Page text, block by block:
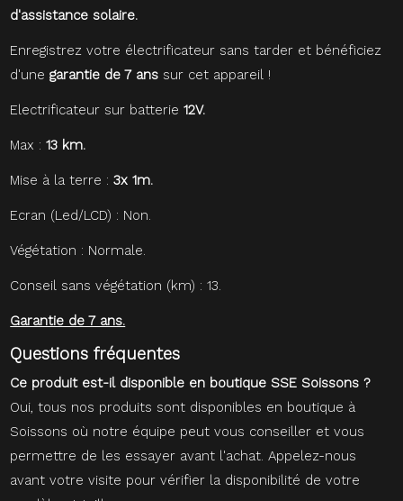
d'assistance solaire.
Enregistrez votre électrificateur sans tarder et bénéficiez
d'une garantie de 7 ans sur cet appareil !
Electrificateur sur batterie12V.
Max :13 km.
Mise à la terre : 3x 1m.
Ecran (Led/LCD) : Non.
Végétation : Normale.
Conseil sans végétation (km) : 13.
Garantie de 7 ans.
Questions fréquentes
Ce produit est-il disponible en boutique SSE Soissons ?
Oui, tous nos produits sont disponibles en boutique à
Soissons où notre équipe peut vous conseiller et vous
permettre de les essayer avant l'achat. Appelez-nous
avant votre visite pour vérifier la disponibilité de votre